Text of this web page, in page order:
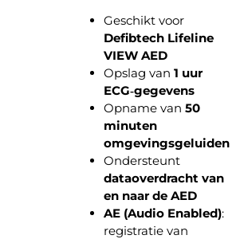
Geschikt voor
Defibtech Lifeline
VIEW AED
Opslag van 1 uur
ECG‑gegevens
Opname van 50
minuten
omgevingsgeluiden
Ondersteunt
dataoverdracht van
en naar de AED
AE (Audio Enabled):
registratie van